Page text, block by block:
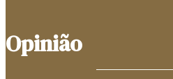
Opinião